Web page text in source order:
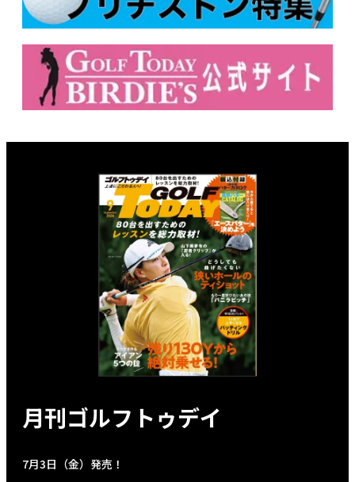
月刊ゴルフトゥデイ
7月3日（金）発売！